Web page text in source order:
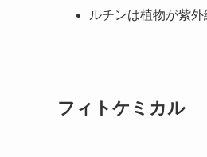
ルチンは植物が紫
フィトケミカル